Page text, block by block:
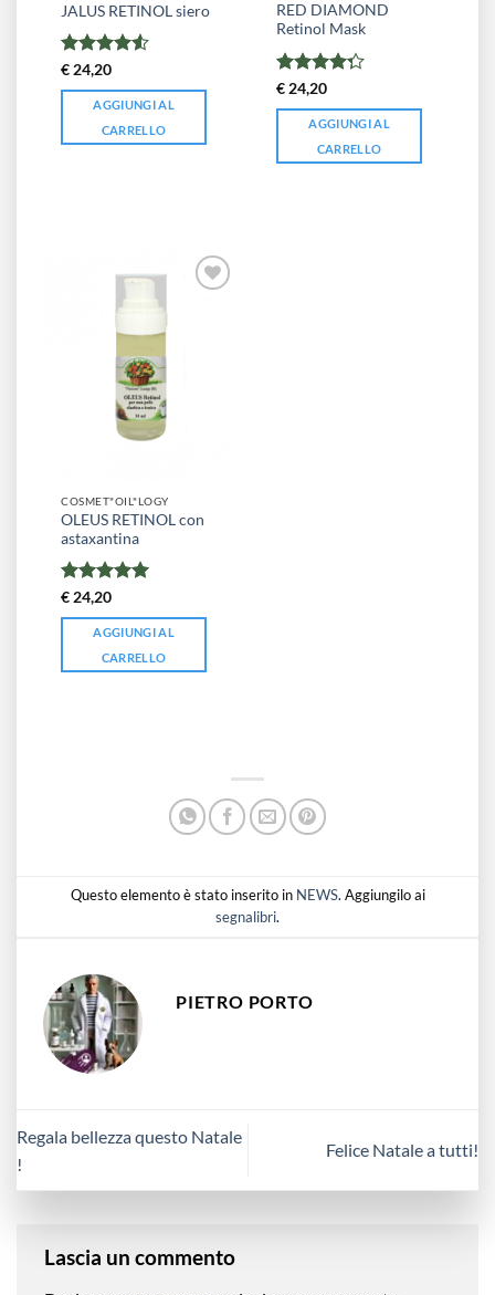
JALUS RETINOL siero
Valutato
4.5su 5
€24,20
AGGIUNGI AL
CARRELLO
RED DIAMOND
Retinol Mask
Valutato
4.25su 5
€ 24,20
AGGIUNGI AL
CARRELLO
COSMET"OIL"LOGY
OLEUS RETINOL con
astaxantina
Valutato
su 5
€ 24,20
AGGIUNGI AL
CARRELLO
Questo elemento è stato inserito in NEWS. Aggiungilo ai
segnalibri.
PIETRO PORTO
Regala bellezza questo Natale
!
Felice Natale a tutti!
Lascia un commento